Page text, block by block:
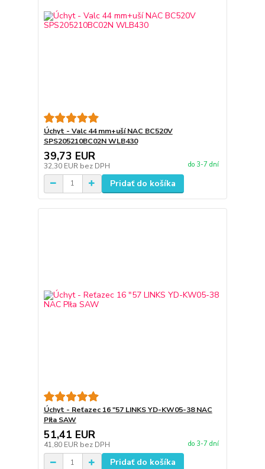
Úchyt - Valc 44 mm+uší NAC BC520V
SPS205210BC02N WLB430
39,73 EUR
32,30 EUR bez DPH do 3-7 dní
Pridať do košíka
Úchyt - Reťazec 16 "57 LINKS YD-KW05-38 NAC
PIła SAW
51,41 EUR
41,80 EUR bez DPH do 3-7 dní
Pridať do košíka